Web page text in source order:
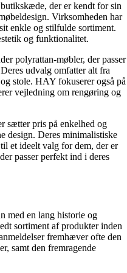
der er kendt for sin
Virksomheden har
enkle og stilfulde sortiment.
og funktionalitet.
polyrattan-møbler, der passer
udvalg omfatter alt fra
stole. HAY fokuserer også på
vejledning om rengøring og
sætter pris på enkelhed og
design. Deres minimalistiske
et ideelt valg for dem, der er
passer perfekt ind i deres
med en lang historie og
sortiment af produkter inden
fremhæver ofte den
samt den fremragende